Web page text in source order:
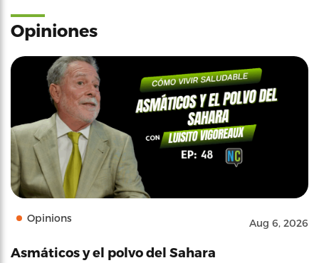
Opiniones
Opinions Aug 6, 2026
Asmáticos y el polvo del Sahara